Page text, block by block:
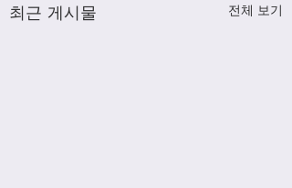
최근 게시물 전체 보기